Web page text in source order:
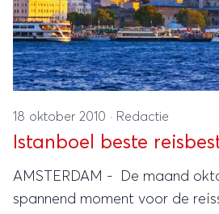
18 oktober 2010 · Redactie
Istanboel beste
AMSTERDAM - De maand oktober begon met een
spannend moment voor de